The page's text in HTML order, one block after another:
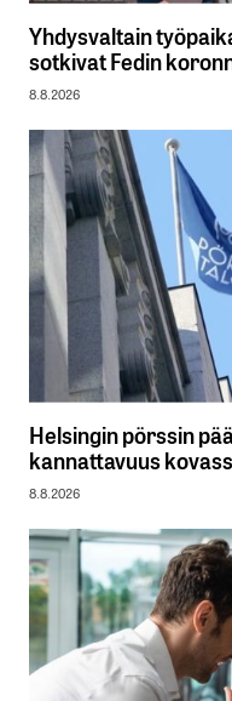
Yhdysvaltain
sotkivat Fedin
8.8.2026
Helsingin pörssin
kannattavuus
8.8.2026